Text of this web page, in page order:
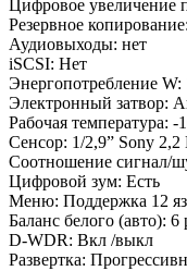
Цифровое увеличение
Резервное
Аудиовыходы: нет
iSCSI: Нет
Энергопотребление W:
Электронный затвор:
Рабочая температура: -
Сенсор: 1/2,9” Sony
Соотношение сигнал/
Цифровой зум: Есть
Меню: Поддержка 12
Баланс белого (авто):
D-WDR: Вкл /выкл
Развертка: